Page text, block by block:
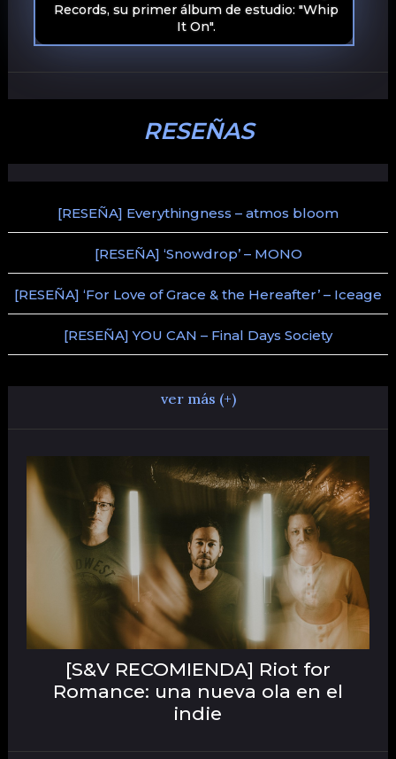
Records, su primer álbum de estudio: "Whip
It On".
RESEÑAS
[RESEÑA] Everythingness – atmos bloom
[RESEÑA] ‘Snowdrop’ – MONO
[RESEÑA] ‘For Love of Grace & the Hereafter’ – Iceage
[RESEÑA] YOU CAN – Final Days Society
ver más (+)
[S&V RECOMIENDA] Riot for
Romance: una nueva ola en el
indie